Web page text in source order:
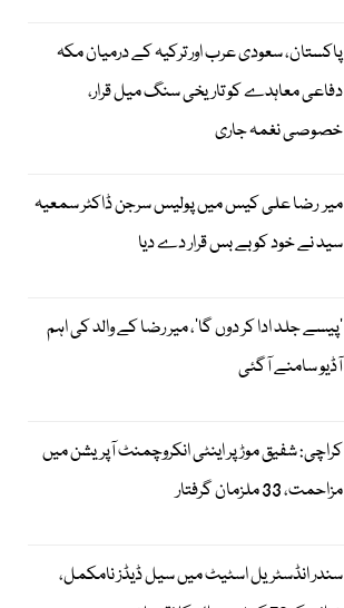
پاکستان، سعودی عرب اور ترکیہ کے درمیان مکہ
دفاعی معاہدے کو تاریخی سنگ میل قرار،
خصوصی نغمہ جاری
میر رضا علی کیس میں پولیس سرجن ڈاکٹر سمعیہ
سید نے خود کو بے بس قرار دے دیا
’پیسے جلد ادا کر دوں گا‘، میر رضا کے والد کی اہم
آڈیو سامنے آگئی
کراچی: شفیق موڑ پر اینٹی انکروچمنٹ آپریشن میں
مزاحمت، 33 ملزمان گرفتار
سندر انڈسٹریل اسٹیٹ میں سیل ڈیڈز نامکمل،